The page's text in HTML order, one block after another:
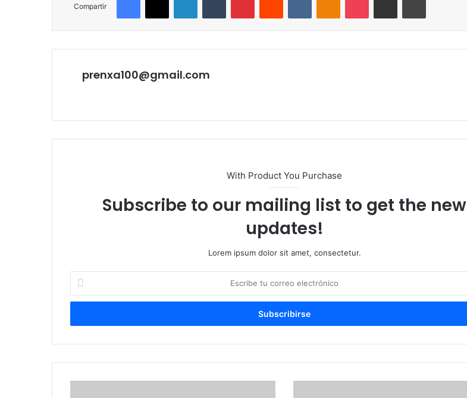
Compartir
prenxa100@gmail.com
With Product You Purchase
Subscribe to our mailing list to get the new
updates!
Lorem ipsum dolor sit amet, consectetur.
correo